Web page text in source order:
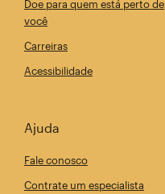
Doe para quem está perto de
você
Carreiras
Acessibilidade
Ajuda
Fale conosco
Contrate um especialista